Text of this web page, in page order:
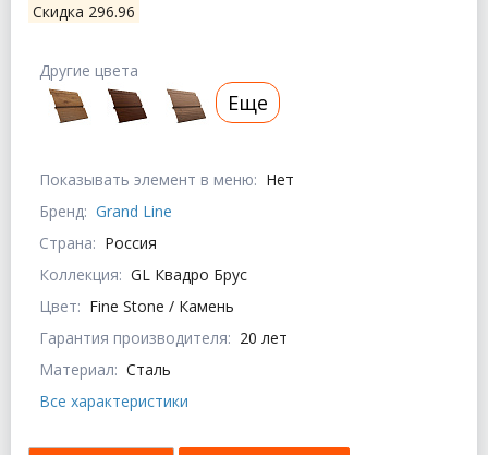
Скидка 296.96
Показывать элемент в меню: Нет
Бренд: Grand Line
Страна: Россия
Коллекция: GL Квадро Брус
Цвет: Fine Stone / Камень
Гарантия производителя: 20 лет
Материал: Сталь
Все характеристики
Другие цвета
Еще